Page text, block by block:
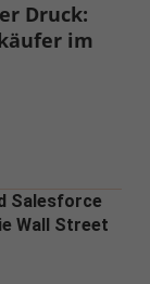
Druck:
im
Salesforce
Wall Street